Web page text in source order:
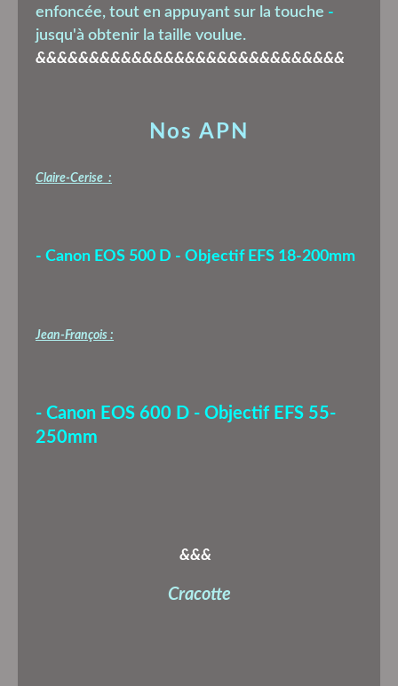
Nos APN
Claire-Cerise :
- Canon EOS 500 D - Objectif EFS 18-200mm
Jean-François :
- Canon EOS 600 D - Objectif EFS 55-
250mm
&&&
Cracotte
enfoncée, tout en appuyant sur la touche -
jusqu'à obtenir la taille voulue.
&&&&&&&&&&&&&&&&&&&&&&&&&&&&&